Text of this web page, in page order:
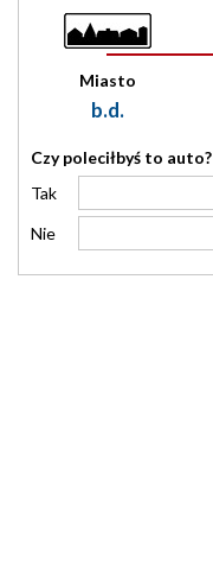
Miasto
b.d.
Czy poleciłbyś to auto?
Tak
Nie